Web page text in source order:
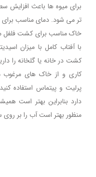
برای میوه ها باعث
تر می شود. دمای مناسب برای رشد و جوانه
خاک مناسب برای کشت فلفل
کشت در خانه یا گلخانه را
کاری و از خاک های مرغوب
پرلیت و پیتماس استفاده
دارد بنابراین بهتر است
منظور بهتر است آب را بر